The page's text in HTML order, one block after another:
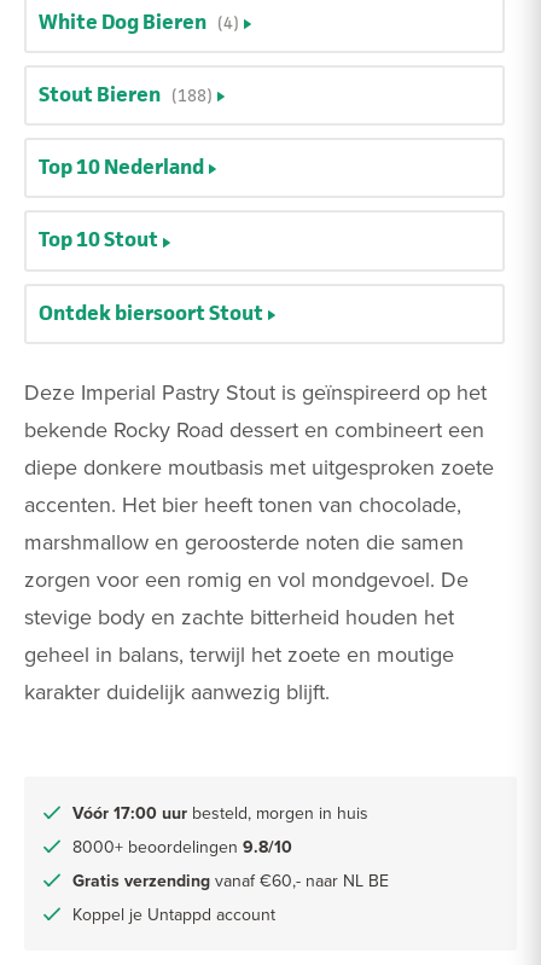
Deze Imperial Pastry Stout is geïnspireerd op het
bekende Rocky Road dessert en combineert een
diepe donkere moutbasis met uitgesproken zoete
accenten. Het bier heeft tonen van chocolade,
marshmallow en geroosterde noten die samen
zorgen voor een romig en vol mondgevoel. De
stevige body en zachte bitterheid houden het
geheel in balans, terwijl het zoete en moutige
karakter duidelijk aanwezig blijft.
Vóór 17:00 uur besteld, morgen in huis
8000+ beoordelingen 9.8/10
Gratis verzending vanaf €60,- naar NL BE
Koppel je Untappd account
White Dog Bieren (4)
Stout Bieren (188)
Top 10 Nederland
Top 10 Stout
Ontdek biersoort Stout